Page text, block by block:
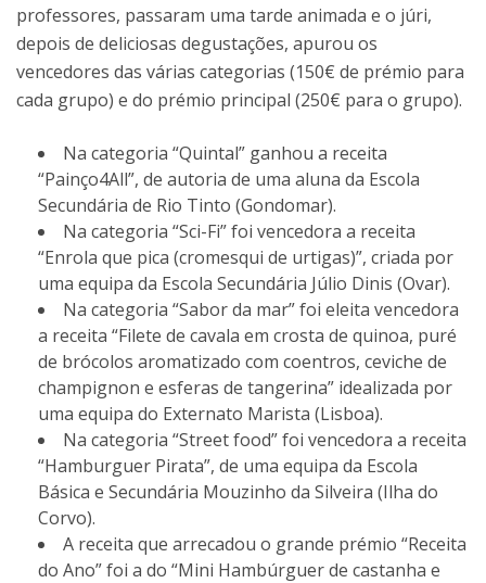
professores, passaram uma tarde animada e o júri,
depois de deliciosas degustações, apurou os
vencedores das várias categorias (150€ de prémio para
cada grupo) e do prémio principal (250€ para o grupo).
Na categoria “Quintal” ganhou a receita
“Painço4All”, de autoria de uma aluna da Escola
Secundária de Rio Tinto (Gondomar).
Na categoria “Sci-Fi” foi vencedora a receita
“Enrola que pica (cromesqui de urtigas)”, criada por
uma equipa da Escola Secundária Júlio Dinis (Ovar).
Na categoria “Sabor da mar” foi eleita vencedora
a receita “Filete de cavala em crosta de quinoa, puré
de brócolos aromatizado com coentros, ceviche de
champignon e esferas de tangerina” idealizada por
uma equipa do Externato Marista (Lisboa).
Na categoria “Street food” foi vencedora a receita
“Hamburguer Pirata”, de uma equipa da Escola
Básica e Secundária Mouzinho da Silveira (Ilha do
Corvo).
A receita que arrecadou o grande prémio “Receita
do Ano” foi a do “Mini Hambúrguer de castanha e